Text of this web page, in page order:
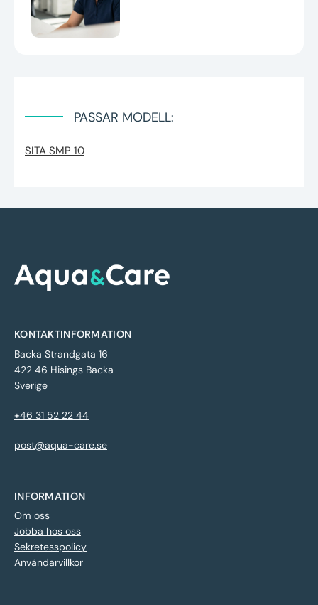
PASSAR MODELL:
SITA SMP 10
KONTAKTINFORMATION
Backa Strandgata 16
422 46 Hisings Backa
Sverige
+46 31 52 22 44
post@aqua-care.se
INFORMATION
Om oss
Jobba hos oss
Sekretesspolicy
Användarvillkor